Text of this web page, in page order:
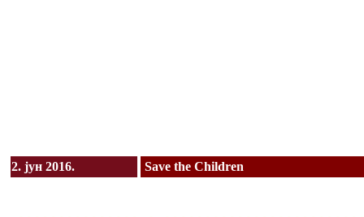
2. јун 2016. Save the Children
............... .